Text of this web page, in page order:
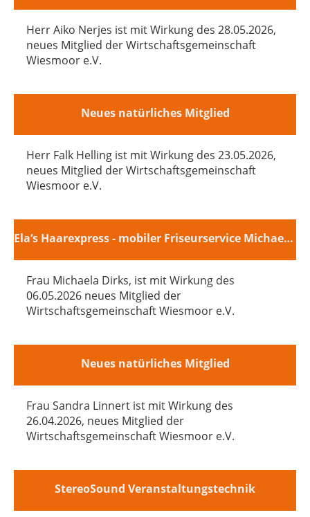
Herr Aiko Nerjes ist mit Wirkung des 28.05.2026,
neues Mitglied der Wirtschaftsgemeinschaft
Wiesmoor e.V.
Neues natürliches Mitglied
Herr Falk Helling ist mit Wirkung des 23.05.2026,
neues Mitglied der Wirtschaftsgemeinschaft
Wiesmoor e.V.
Ela‘s Haarexpress - mobiler Friseurservice Michaela Dirks
Frau Michaela Dirks, ist mit Wirkung des
06.05.2026 neues Mitglied der
Wirtschaftsgemeinschaft Wiesmoor e.V.
Neues natürliches Mitglied
Frau Sandra Linnert ist mit Wirkung des
26.04.2026, neues Mitglied der
Wirtschaftsgemeinschaft Wiesmoor e.V.
StereoSound Veranstaltungstechnik